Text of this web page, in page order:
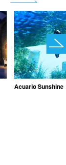
Acuario Sunshine